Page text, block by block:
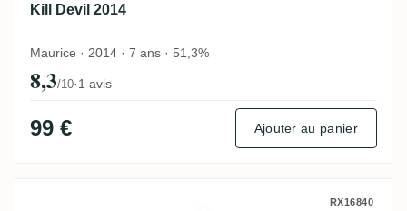
Kill Devil 2014
Maurice · 2014 · 7 ans · 51,3%
8,3/10·1 avis
99 € Ajouter au panier
RX16840